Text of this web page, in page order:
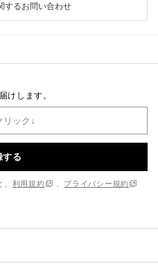
するお問い合わせ
けします。
する
利用規約
プライバシー規約